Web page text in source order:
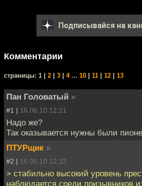
Подписывайся на
Комментарии
cтраницы: 1 | 2 3 4... 10 11 12 13
Пан Головатый »
#1 | 16.06.10 12:21
Надо же?
Так оказывается нужны были
ПТУРщик »
#2 | 16.06.10 12:22
> стабильно высокий уровень
наблюдается среди призывников